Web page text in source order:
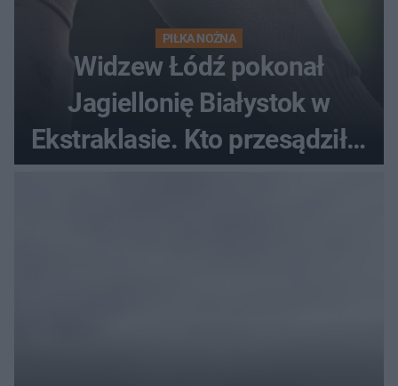
PIŁKA NOŻNA
Widzew Łódź pokonał
Jagiellonię Białystok w
Ekstraklasie. Kto przesądził o
losach meczu?